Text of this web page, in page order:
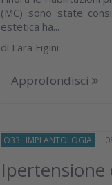
(MC) sono state
estetica ha...
di Lara Figini
Approfondisci
O33 IMPLANTOLOGIA